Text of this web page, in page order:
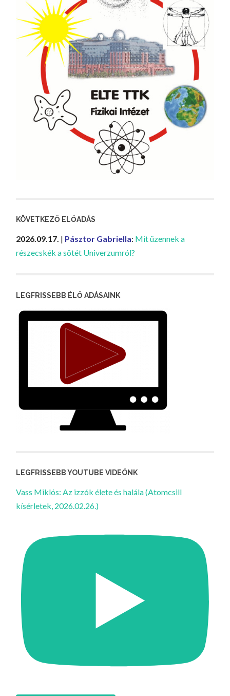
KÖVETKEZŐ ELŐADÁS
2026.09.17. | Pásztor Gabriella: Mit üzennek a
részecskék a sötét Univerzumról?
LEGFRISSEBB ÉLŐ ADÁSAINK
LEGFRISSEBB YOUTUBE VIDEÓNK
Vass Miklós: Az izzók élete és halála (Atomcsill
kísérletek, 2026.02.26.)